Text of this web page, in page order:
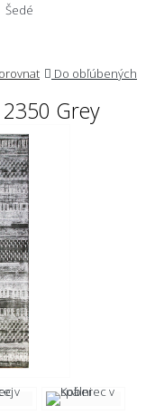
Šedé
Do obľúbených
Grey